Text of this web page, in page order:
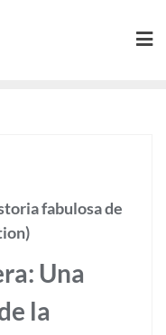
fabulosa de
Una
la